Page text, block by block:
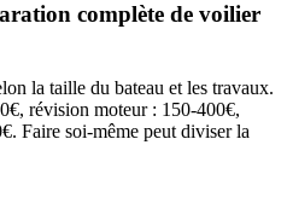
complète de voilier
la taille du bateau et les travaux.
révision moteur : 150-400€,
Faire soi-même peut diviser la